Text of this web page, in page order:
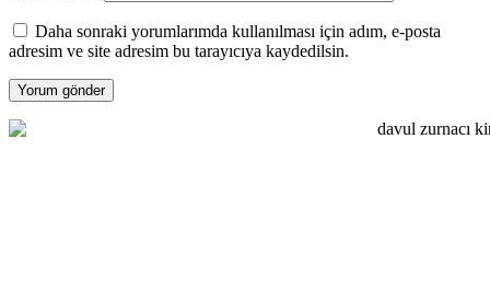
Daha sonraki yorumlarımda kullanılması için adım, e-posta
adresim ve site adresim bu tarayıcıya kaydedilsin.